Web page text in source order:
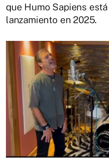
que Humo Sapiens
lanzamiento en 2025.